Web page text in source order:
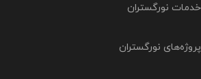
خدمات نورگستران
پروژه‌های نورگستران